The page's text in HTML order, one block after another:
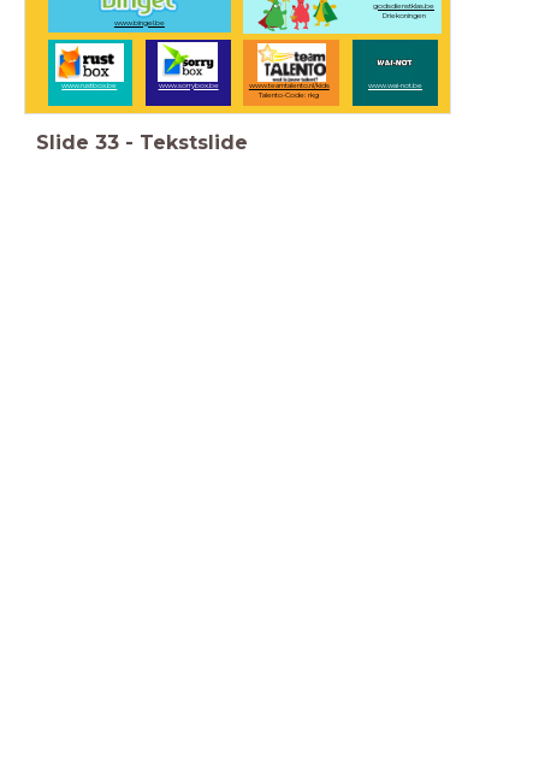
godsdienstklas.be
Driekoningen
www.teamtalento.nl/kids
Talento-Code: rkg
www.rustbox.be www.sorrybox.be www.wai-not.be
www.bingel.be
Slide 33 - Tekstslide